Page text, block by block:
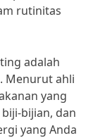
rutinitas
adalah
Menurut ahli
yang
bijian, dan
yang Anda